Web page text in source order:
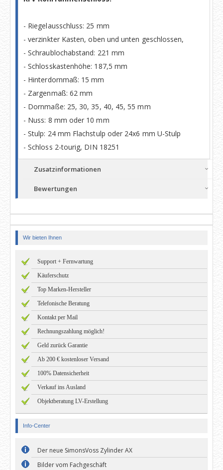
- Riegelausschluss: 25 mm
- verzinkter Kasten, oben und unten geschlossen,
- Schraublochabstand: 221 mm
- Schlosskastenhöhe: 187,5 mm
- Hinterdornmaß: 15 mm
- Zargenmaß: 62 mm
- Dornmaße: 25, 30, 35, 40, 45, 55 mm
- Nuss: 8 mm oder 10 mm
- Stulp: 24 mm Flachstulp oder 24x6 mm U-Stulp
- Schloss 2-tourig, DIN 18251
Zusatzinformationen
Bewertungen
Wir bieten Ihnen
Support + Fernwartung
Käuferschutz
Top Marken-Hersteller
Telefonische Beratung
Kontakt per Mail
Rechnungszahlung möglich!
Geld zurück Garantie
Ab 200 € kostenloser Versand
100% Datensicherheit
Verkauf ins Ausland
Objektberatung LV-Erstellung
Info-Center
Der neue SimonsVoss Zylinder AX
Bilder vom Fachgeschäft